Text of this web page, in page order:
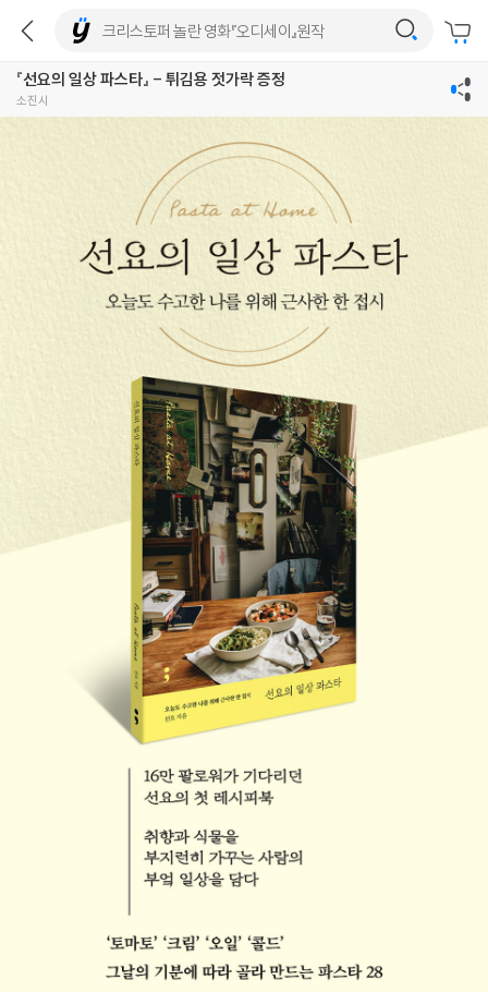
『선요의 일상 파스타』 - 튀김용 젓가락 증정
소진시